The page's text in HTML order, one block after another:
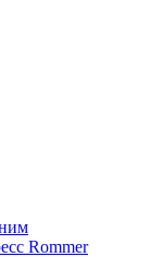
Rommer